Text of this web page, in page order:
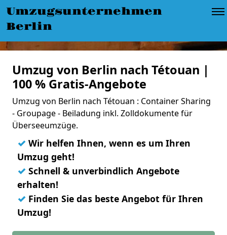
Umzugsunternehmen
Berlin
Umzug von Berlin nach Tétouan |
100 % Gratis-Angebote
Umzug von Berlin nach Tétouan : Container Sharing
- Groupage - Beiladung inkl. Zolldokumente für
Überseeumzüge.
✓ Wir helfen Ihnen, wenn es um Ihren
Umzug geht!
✓ Schnell & unverbindlich Angebote
erhalten!
✓ Finden Sie das beste Angebot für Ihren
Umzug!